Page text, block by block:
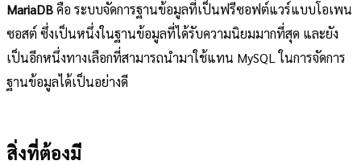
MariaDBคือ ระบบจัดการฐานข้อมูลที่เป็นฟรีซอฟต์แวร์แบบโอเพน
ซอสต์ ซึ่งเป็นหนึ่งในฐานข้อมูลที่ได้รับความนิยมมากที่สุด และยัง
เป็นอีกหนึ่งทางเลือกที่สามารถนำมาใช้แทน MySQL ในการจัดการ
ฐานข้อมูลได้เป็นอย่างดี
สิ่งที่ต้องมี